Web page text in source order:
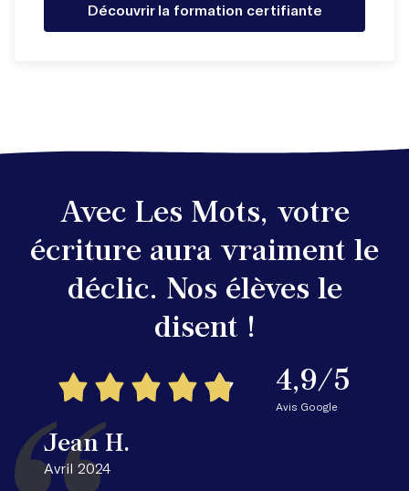
Découvrir la formation certifiante
Avec Les Mots, votre
écriture aura vraiment le
déclic. Nos élèves le
disent !
4,9/5
Avis Google
Jean H.
Avril 2024